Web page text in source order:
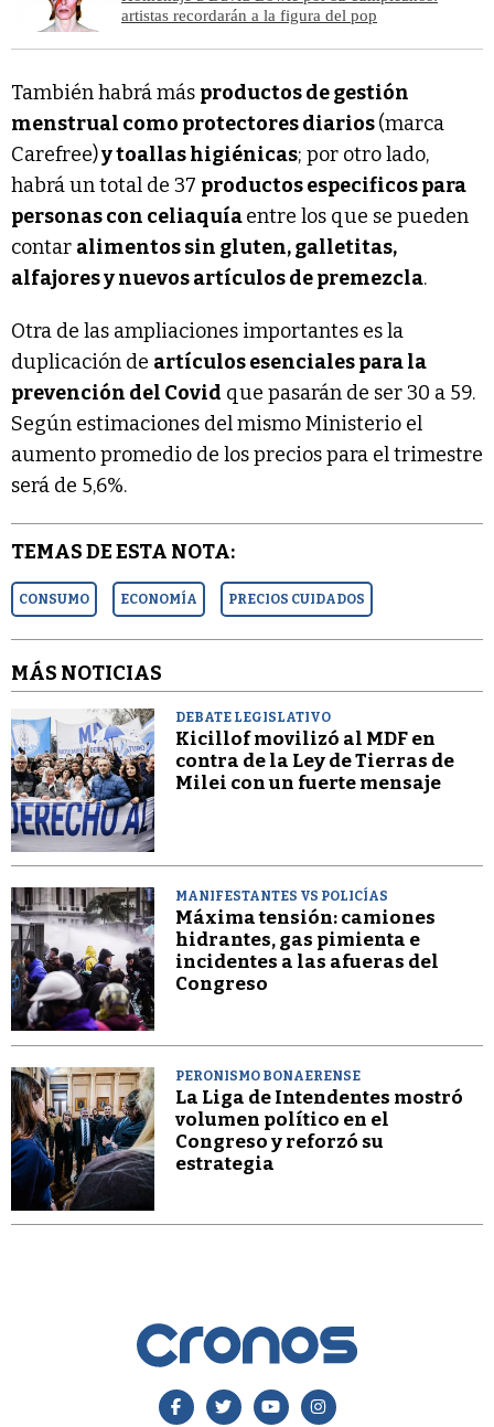
artistas recordarán a la figura del pop
También habrá más productos de gestión
menstrual como protectores diarios(marca
Carefree)y toallas higiénicas; por otro lado,
habrá un total de 37 productos especificos para
personas con celiaquíaentre los que se pueden
contar alimentos sin gluten, galletitas,
alfajores y nuevos artículos de premezcla.
Otra de las ampliaciones importantes es la
duplicación de artículos esenciales para la
prevención del Covid que pasarán de ser 30 a 59.
Según estimaciones del mismo Ministerio el
aumento promedio de los precios para el trimestre
será de 5,6%.
TEMAS DE ESTA NOTA:
CONSUMO ECONOMÍA PRECIOS CUIDADOS
MÁS NOTICIAS
DEBATE LEGISLATIVO
Kicillof movilizó al MDF en
contra de la Ley de Tierras de
Milei con un fuerte mensaje
MANIFESTANTES VS POLICÍAS
Máxima tensión: camiones
hidrantes, gas pimienta e
incidentes a las afueras del
Congreso
PERONISMO BONAERENSE
La Liga de Intendentes mostró
volumen político en el
Congreso y reforzó su
estrategia